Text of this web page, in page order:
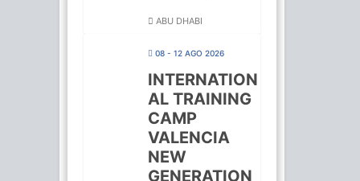
ABU DHABI
08 - 12 AGO 2026
INTERNATION
AL TRAINING
CAMP
VALENCIA
NEW
GENERATION